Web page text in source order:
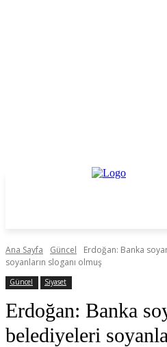
Ana Sayfa Güncel
Erdoğan: Banka
soyanların sloganı olmuş
Güncel Siyaset
Erdoğan: Banka
belediyeleri